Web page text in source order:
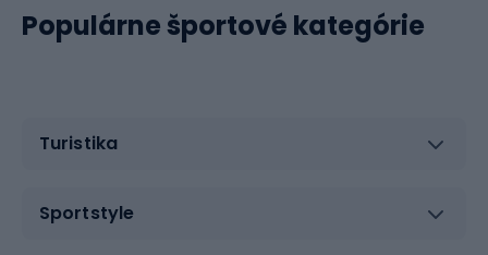
Tento model umožňuje prepravu celého bicykla alebo s
odstránenými kolesami - všetko závisí od zvoleného
naloženie. Zvyčajne je ešte potrebné zodpovedajúcim
bicyklov. Niektoré modely majú možnosť sklopiť nosič
Populárne športové kategórie
Turistika
Sportstyle